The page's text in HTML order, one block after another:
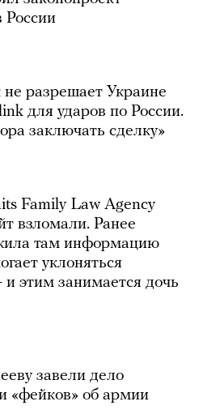
России
разрешает Украине
для ударов по России.
заключать сделку»
Family Law Agency
взломали. Ранее
там информацию
уклоняться
этим занимается дочь
завели дело
«фейков» об армии